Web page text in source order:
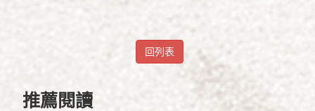
回列表
推薦閱讀